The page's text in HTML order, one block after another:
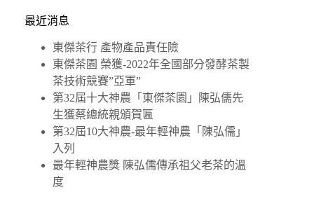
最近消息
東傑茶行 產物產品責任險
東傑茶園 榮獲-2022年全國部分發酵茶製
茶技術競賽”亞軍”
第32屆十大神農「東傑茶園」陳弘儒先
生獲蔡總統親頒賀匾
第32屆10大神農-最年輕神農「陳弘儒」
入列
最年輕神農獎 陳弘儒傳承祖父老茶的溫
度